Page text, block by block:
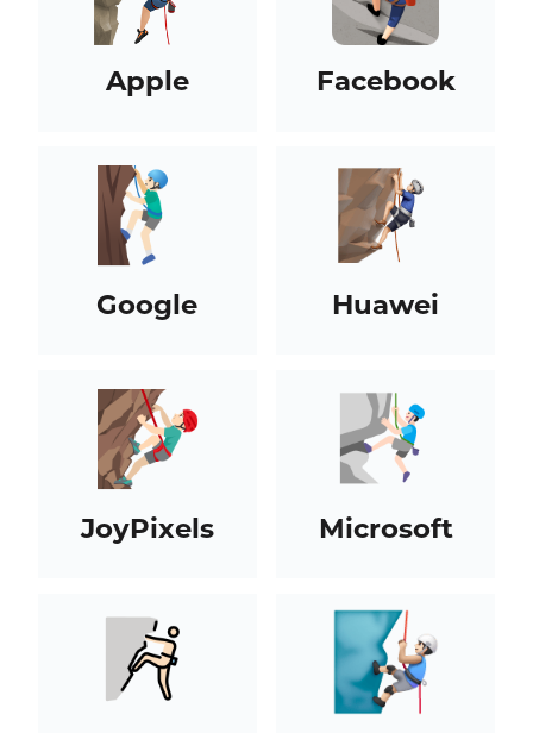
Apple Facebook
Google Huawei
JoyPixels Microsoft